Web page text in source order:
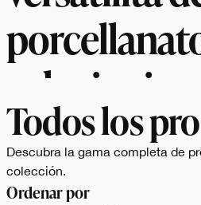
soluzioni
esigenza di
Todos los
Descubra la gama completa de
colección.
Ordenar por